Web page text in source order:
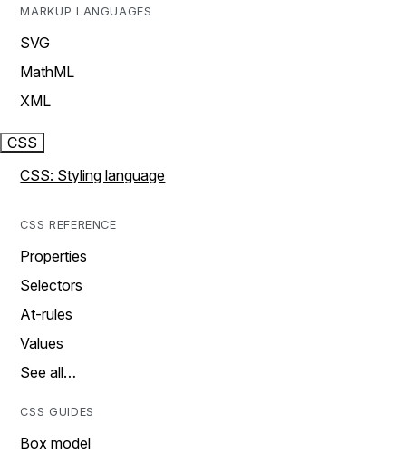
MARKUP LANGUAGES
SVG
MathML
XML
CSS
CSS: Styling language
CSS REFERENCE
Properties
Selectors
At-rules
Values
See all…
CSS GUIDES
Box model